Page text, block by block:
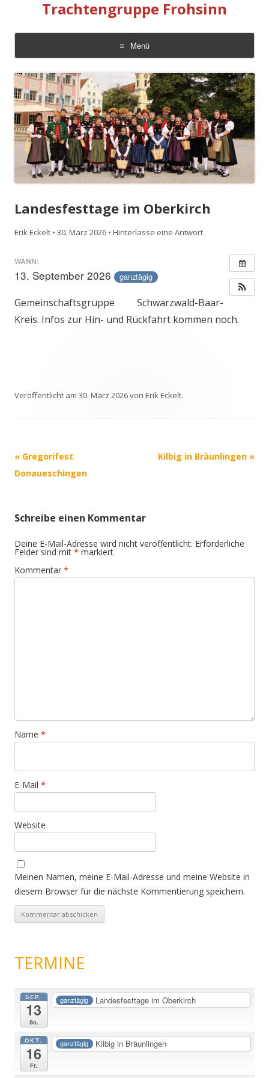
Trachtengruppe Frohsinn
Menü
Zum
Inhalt
springen
Landesfesttage im Oberkirch
Erik Eckelt • 30. März 2026 • Hinterlasse eine Antwort
WANN:
13. September 2026 ganztägig
Gemeinschaftsgruppe Schwarzwald-Baar-
Kreis. Infos zur Hin- und Rückfahrt kommen noch.
Veröffentlicht am 30. März 2026von Erik Eckelt.
Beitrags-
Navigation
« Gregorifest
Donaueschingen
Kilbig in Bräunlingen »
Schreibe einen Kommentar
Deine E-Mail-Adresse wird nicht veröffentlicht. Erforderliche
Felder sind mit * markiert
Kommentar *
Name *
E-Mail *
Website
Meinen Namen, meine E-Mail-Adresse und meine Website in
diesem Browser für die nächste Kommentierung speichern.
TERMINE
SEP.
13
So.
ganztägig Landesfesttage im Oberkirch
OKT.
16
Fr.
ganztägig Kilbig in Bräunlingen